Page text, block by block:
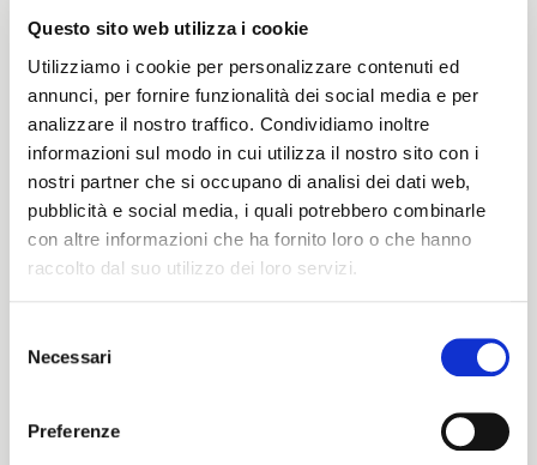
Questo sito web utilizza i cookie
Utilizziamo i cookie per personalizzare contenuti ed
annunci, per fornire funzionalità dei social media e per
analizzare il nostro traffico. Condividiamo inoltre
informazioni sul modo in cui utilizza il nostro sito con i
nostri partner che si occupano di analisi dei dati web,
pubblicità e social media, i quali potrebbero combinarle
con altre informazioni che ha fornito loro o che hanno
raccolto dal suo utilizzo dei loro servizi.
delNecessari
Preferenze
Height
148/150 CM
Washing instructions